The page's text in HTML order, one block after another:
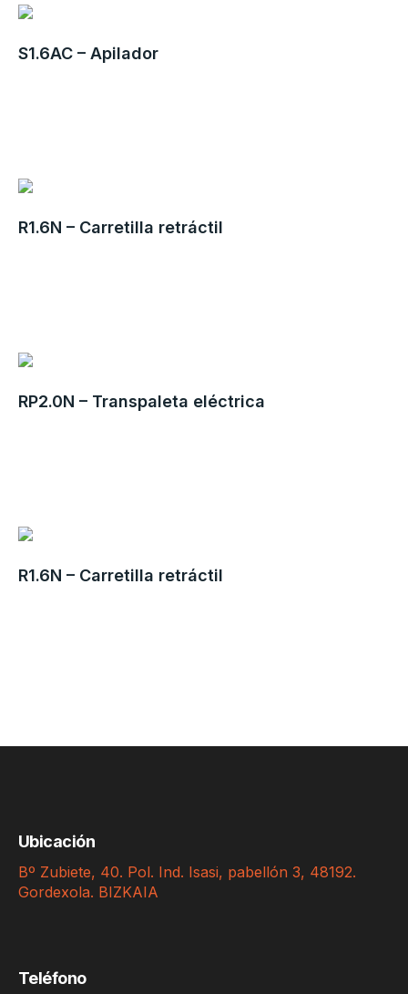
S1.6AC – Apilador
R1.6N – Carretilla retráctil
RP2.0N – Transpaleta eléctrica
R1.6N – Carretilla retráctil
Ubicación
Bº Zubiete, 40. Pol. Ind. Isasi, pabellón 3, 48192.
Gordexola. BIZKAIA
Teléfono